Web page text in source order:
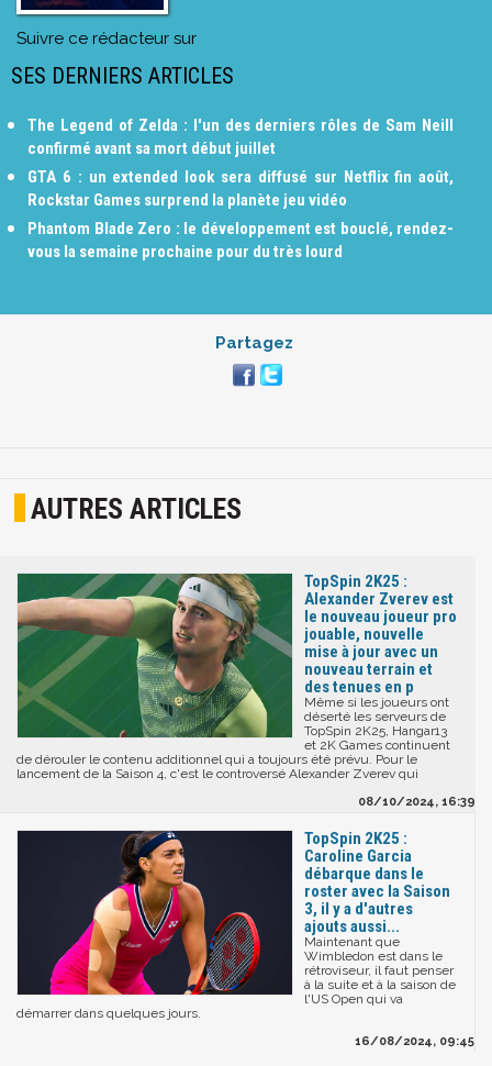
Suivre ce rédacteur sur
SES DERNIERS ARTICLES
The Legend of Zelda : l'un des derniers rôles de Sam Neill
confirmé avant sa mort début juillet
GTA 6 : un extended look sera diffusé sur Netflix fin août,
Rockstar Games surprend la planète jeu vidéo
Phantom Blade Zero : le développement est bouclé, rendez-
vous la semaine prochaine pour du très lourd
Partagez
AUTRES ARTICLES
TopSpin 2K25 :
Alexander Zverev est
le nouveau joueur pro
jouable, nouvelle
mise à jour avec un
nouveau terrain et
des tenues en p
Même si les joueurs ont
déserté les serveurs de
TopSpin 2K25, Hangar13
et 2K Games continuent
de dérouler le contenu additionnel qui a toujours été prévu. Pour le
lancement de la Saison 4, c'est le controversé Alexander Zverev qui
08/10/2024, 16:39
TopSpin 2K25 :
Caroline Garcia
débarque dans le
roster avec la Saison
3, il y a d'autres
ajouts aussi...
Maintenant que
Wimbledon est dans le
rétroviseur, il faut penser
à la suite et à la saison de
l'US Open qui va
démarrer dans quelques jours.
16/08/2024, 09:45